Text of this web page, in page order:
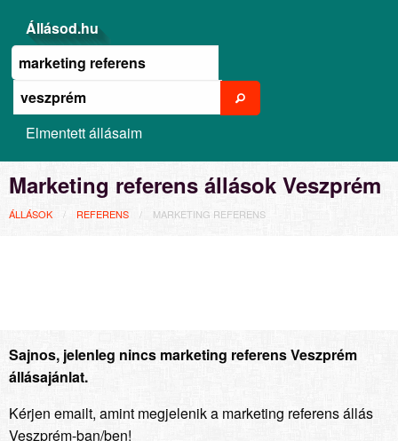
Állásod.hu
Elmentett állásaim
Marketing referens állások Veszprém
ÁLLÁSOK REFERENS MARKETING REFERENS
Sajnos, jelenleg nincs marketing referens Veszprém
állásajánlat.
Kérjen emailt, amint megjelenik a marketing referens állás
Veszprém-ban/ben!